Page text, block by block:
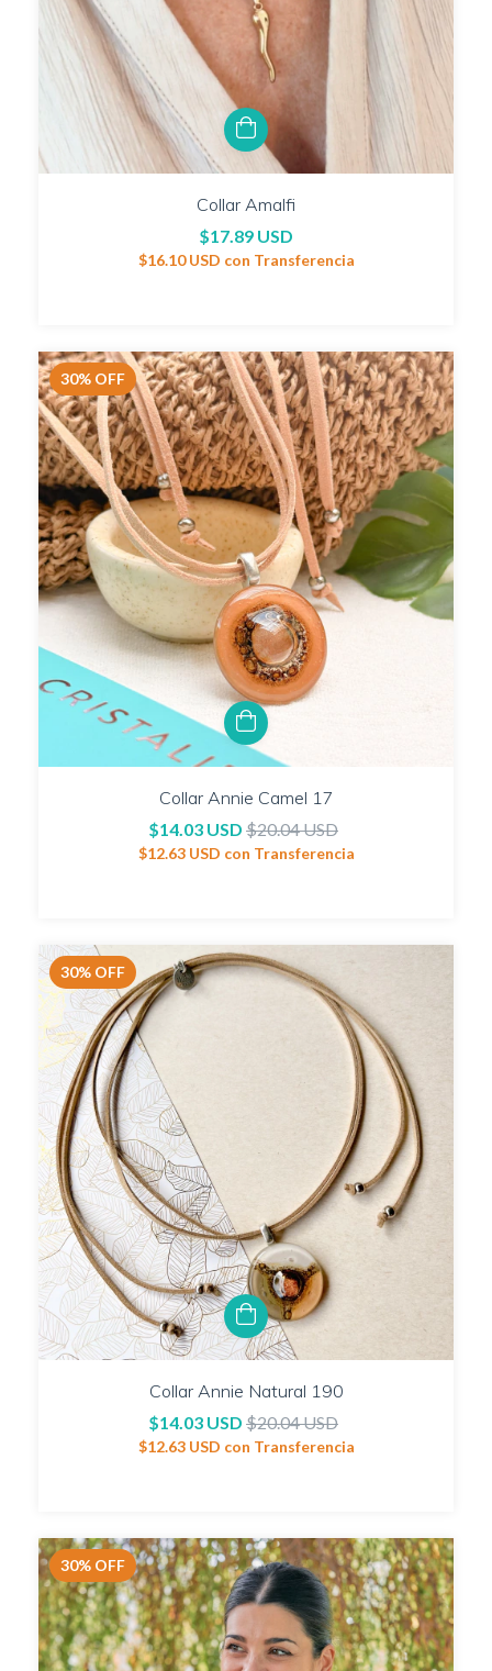
Collar Amalfi
$17.89 USD
$16.10 USD con Transferencia
30% OFF
Collar Annie Camel 17
$14.03 USD $20.04 USD
$12.63 USD con Transferencia
30% OFF
Collar Annie Natural 190
$14.03 USD $20.04 USD
$12.63 USD con Transferencia
30% OFF